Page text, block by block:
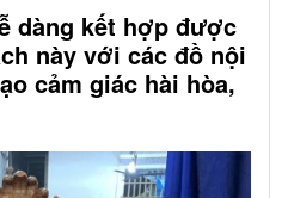
dàng kết hợp được
này với các đồ nội
cảm giác hài hòa,